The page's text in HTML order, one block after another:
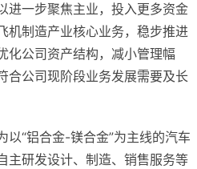
进一步聚焦主业，投入更多资金
机制造产业核心业务，稳步推进
化公司资产结构，减小管理幅
合公司现阶段业务发展需要及长
以“铝合金-镁合金”为主线的汽车
主研发设计、制造、销售服务等